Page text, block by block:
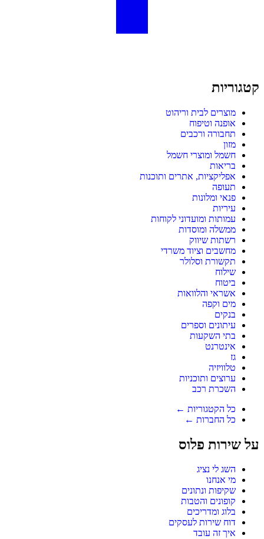
קטגוריות
מוצרים לבית וריהוט
אופנה וטיפוח
תחבורה ורכבים
מזון
חשמל ומוצרי חשמל
בריאות
אפליקציות, אתרים ותוכנות
תעופה
פנאי ומלונות
עיריות
עמותות ומועדוני לקוחות
ממשלה ומוסדות
רשתות שיווק
מחשבים וציוד משרדי
תקשורת וסלולר
שילוח
ביטוח
אשראי והלוואות
מים וקפה
בנקים
עיתונים וספרים
בתי השקעות
אינטרנט
גז
טלוויזיה
ערוצים ותוכניות
השכרת רכב
כל הקטגוריות ←
כל החברות ←
על שירות פלוס
השג לי נציג
מי אנחנו
שקיפות ונתונים
קופונים והטבות
בלוג ומדריכים
דוח שירות לעסקים
איך זה עובד